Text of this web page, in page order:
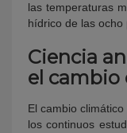
las temperaturas
hídrico de las ocho
Ciencia
el
El cambio
los continuos